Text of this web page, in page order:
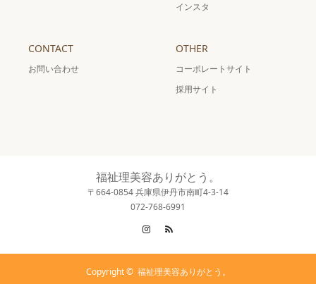
インスタ
CONTACT
お問い合わせ
OTHER
コーポレートサイト
採用サイト
福祉理美容ありがとう。
〒664-0854 兵庫県伊丹市南町4-3-14
072-768-6991
Instagram
Copyright © 福祉理美容ありがとう。